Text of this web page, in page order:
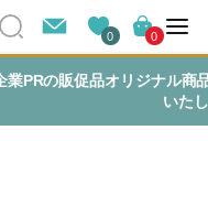
0 0
でご予算に合わせてご提案